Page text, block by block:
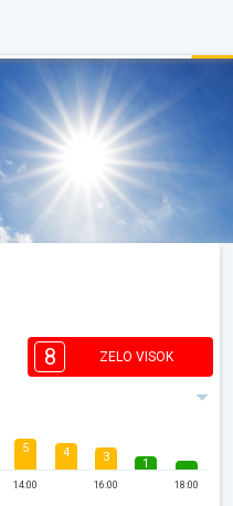
8 ZELO VISOK
5
14:00
4 3
16:00
1
18:00